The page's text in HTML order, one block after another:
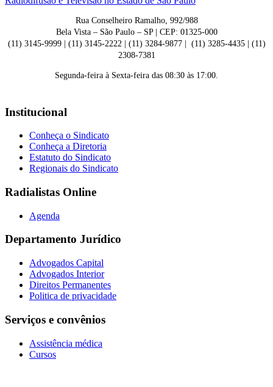
Rua Conselheiro Ramalho, 992/988
Bela Vista – São Paulo – SP | CEP: 01325-000
(11) 3145-9999 | (11) 3145-2222 | (11) 3284-9877 | (11) 3285-4435 | (11)
2308-7381
Segunda-feira à Sexta-feira das 08:30 às 17:00.
Institucional
Conheça o Sindicato
Conheça a Diretoria
Estatuto do Sindicato
Regionais do Sindicato
Radialistas Online
Agenda
Departamento Jurídico
Advogados Capital
Advogados Interior
Direitos Permanentes
Politica de privacidade
Serviços e convênios
Assistência médica
Cursos